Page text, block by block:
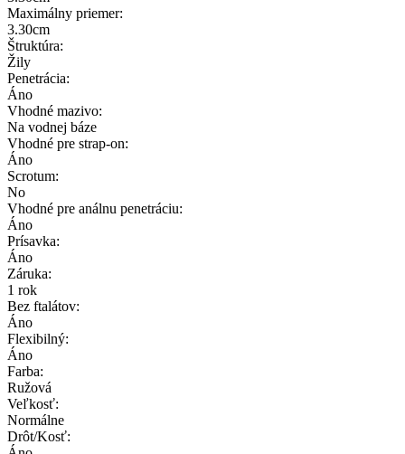
Maximálny priemer:
3.30cm
Štruktúra:
Žily
Penetrácia:
Áno
Vhodné mazivo:
Na vodnej báze
Vhodné pre strap-on:
Áno
Scrotum:
No
Vhodné pre análnu penetráciu:
Áno
Prísavka:
Áno
Záruka:
1 rok
Bez ftalátov:
Áno
Flexibilný:
Áno
Farba:
Ružová
Veľkosť:
Normálne
Drôt/Kosť: